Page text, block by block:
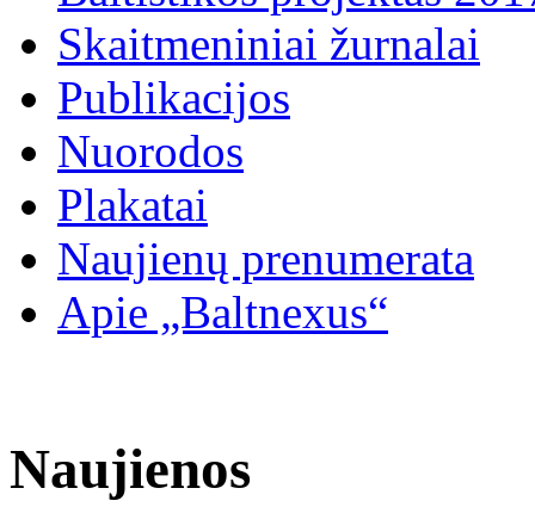
Skaitmeniniai žurnalai
Publikacijos
Nuorodos
Plakatai
Naujienų prenumerata
Apie „Baltnexus“
Naujienos